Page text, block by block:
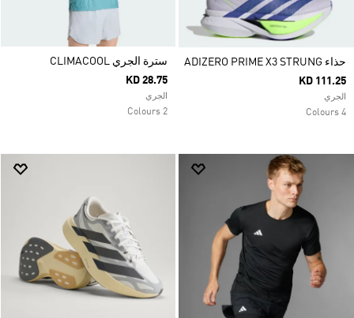
حذاء ADIZERO PRIME X3 STRUNG
KD 111.25
الجري
4 Colours
سترة الجري CLIMACOOL
KD 28.75
الجري
2 Colours